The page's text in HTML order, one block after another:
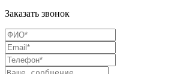
Заказать звонок